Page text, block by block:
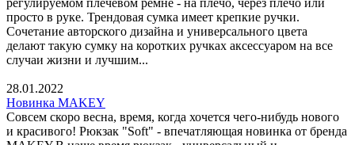
регулируемом плечевом ремне - на плечо, через плечо или
просто в руке. Трендовая сумка имеет крепкие ручки.
Сочетание авторского дизайна и универсального цвета
делают такую сумку на коротких ручках аксессуаром на все
случаи жизни и лучшим...
28.01.2022
Новинка MAKEY
Совсем скоро весна, время, когда хочется чего-нибудь нового
и красивого! Рюкзак "Soft" - впечатляющая новинка от бренда